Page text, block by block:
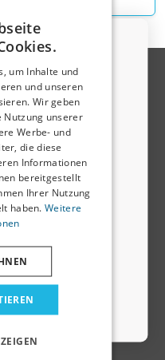
um Inhalte und
und unseren
Wir geben
Nutzung unserer
Werbe- und
die diese
Informationen
bereitgestellt
Ihrer Nutzung
haben. Weitere
erhalten?
einkaufen, um
kaufe ein für mein: